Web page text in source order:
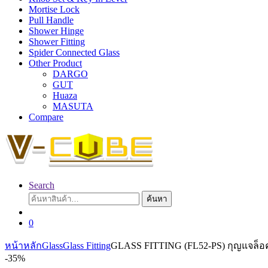
Mortise Lock
Pull Handle
Shower Hinge
Shower Fitting
Spider Connected Glass
Other Product
DARGO
GUT
Huaza
MASUTA
Compare
Search
ค้นหา:
ค้นหา
0
หน้าหลักGlassGlass FittingGLASS FITTING (FL52-PS) กุญแจล็
-35%